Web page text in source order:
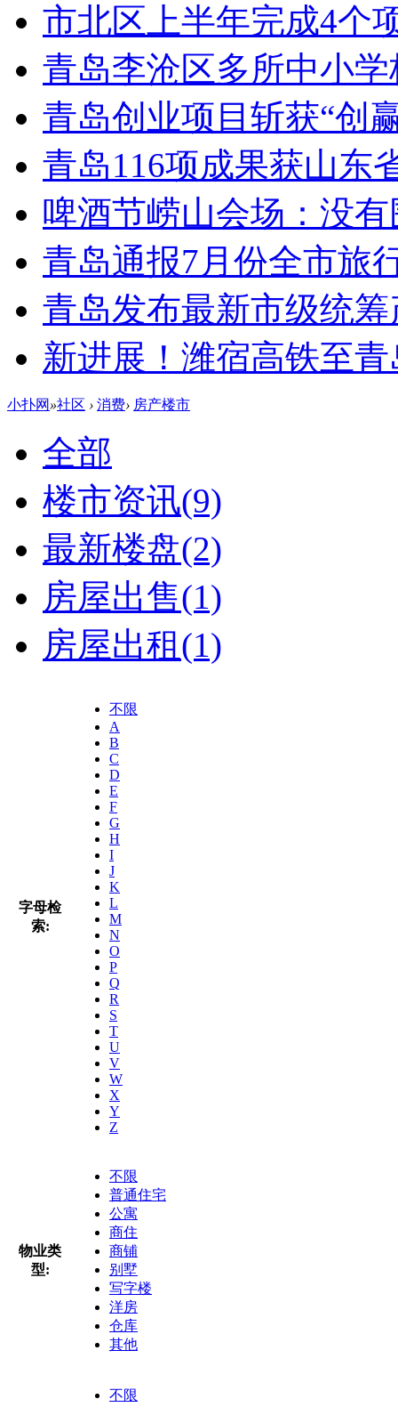
市北区上半年完成4个
青岛李沧区多所中小
青岛创业项目斩获“创
青岛116项成果获山东
啤酒节崂山会场：没有
青岛通报7月份全市旅
青岛发布最新市级统
新进展！潍宿高铁至
小扑网 »社区 › 消费› 房产楼市
全部
楼市资讯(9)
最新楼盘(2)
房屋出售(1)
房屋出租(1)
字母检
索:
不限
A
B
C
D
E
F
G
H
I
J
K
L
M
N
O
P
Q
R
S
T
U
V
W
X
Y
Z
物业类
型:
不限
普通住宅
公寓
商住
商铺
别墅
写字楼
洋房
仓库
其他
不限